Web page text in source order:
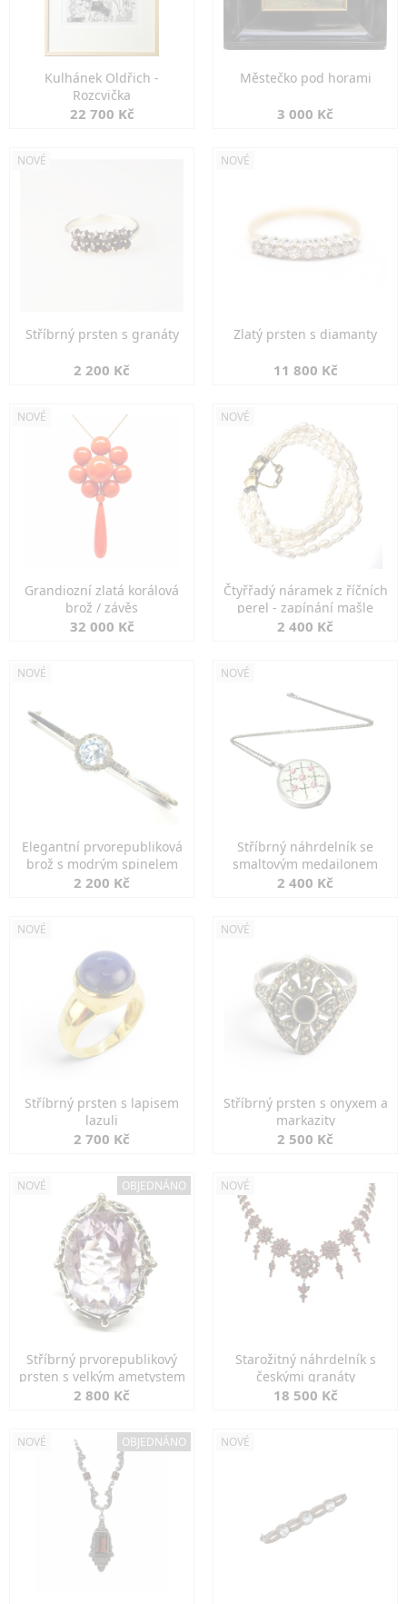
Kulhánek Oldřich -
Rozcvička
22 700 Kč
Městečko pod horami
3 000 Kč
NOVÉ
Stříbrný prsten s granáty
2 200 Kč
NOVÉ
Zlatý prsten s diamanty
11 800 Kč
NOVÉ
Grandiozní zlatá korálová
brož / závěs
32 000 Kč
NOVÉ
Čtyřřadý náramek z říčních
perel - zapínání mašle
2 400 Kč
NOVÉ
Elegantní prvorepubliková
brož s modrým spinelem
2 200 Kč
NOVÉ
Stříbrný náhrdelník se
smaltovým medailonem
2 400 Kč
NOVÉ
Stříbrný prsten s lapisem
lazuli
2 700 Kč
NOVÉ
Stříbrný prsten s onyxem a
markazity
2 500 Kč
NOVÉ OBJEDNÁNO
Stříbrný prvorepublikový
prsten s velkým ametystem
2 800 Kč
NOVÉ
Starožitný náhrdelník s
českými granáty
18 500 Kč
NOVÉ OBJEDNÁNO NOVÉ